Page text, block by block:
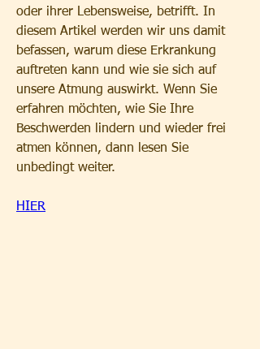
oder ihrer Lebensweise, betrifft. In
diesem Artikel werden wir uns damit
befassen, warum diese Erkrankung
auftreten kann und wie sie sich auf
unsere Atmung auswirkt. Wenn Sie
erfahren möchten, wie Sie Ihre
Beschwerden lindern und wieder frei
atmen können, dann lesen Sie
unbedingt weiter.
HIER